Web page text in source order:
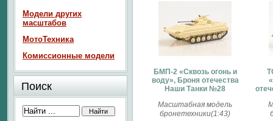
БМП-2 «Сквозь огонь и
воду», Броня отечества
Наши Танки №28
Масштабная модель
бронетехники(1:43)
Модели других
масштабов
МотоТехника
Комиссионные модели
Поиск